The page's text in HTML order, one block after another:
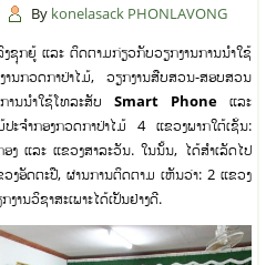
By konelasack PHONLAVONG
ກຍູ້ ແລະ ຕິດຕາມກ່ຽວກັບວຽກງານການນຳໃຊ້
ນກວດກາປ່າໄມ້, ວຽກງານສືບສວນ-ສອບສວນ
ນນຳໃຊ້ໂທລະສັບ Smart Phone ແລະ
ປະຈຳກອງກວດກາປ່າໄມ້ 4 ແຂວງພາກໃຕ້ເຊັ່ນ:
ງ ແລະ ແຂວງສາລະວັນ. ໃນນັ້ນ, ໄດ້ສຳເລັດໄປ
ງອັດຕະປື, ຜ່ານການຕິດຕາມ ເຫັນວ່າ: 2 ແຂວງ
ານວິຊາສະເພາະໄດ້ເປັນຢ່າງດີ.